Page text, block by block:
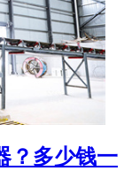
？多少钱一